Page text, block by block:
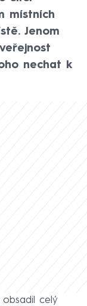
místních
Jenom
nechat k
obsadil celý